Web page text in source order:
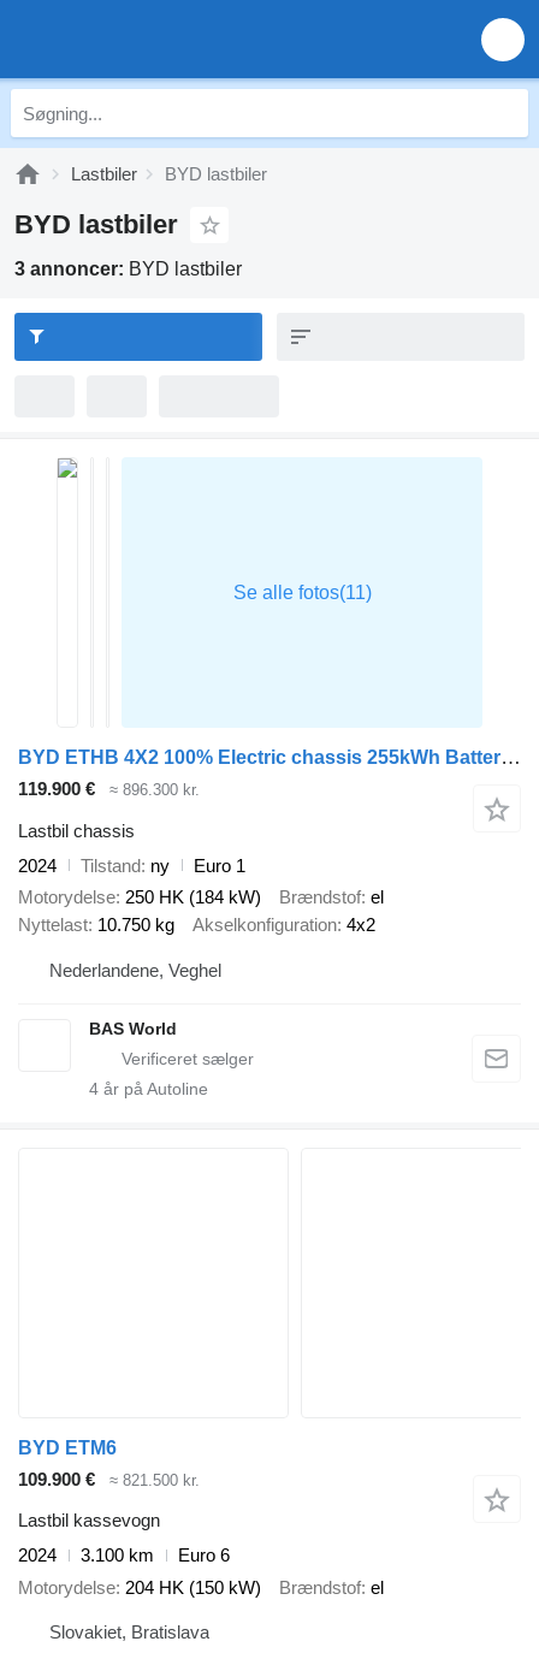
Lastbiler BYD lastbiler
BYD lastbiler
3 annoncer: BYD lastbiler
BYD ETHB 4X2 100% Electric chassis 255kWh Battery 200km WLTP range
119.900 € ≈ 896.300 kr.
Lastbil chassis
2024
Tilstand ny
Euro 1
Motorydelse 250 HK (184 kW) Brændstof el
Nyttelast 10.750 kg Akselkonfiguration 4x2
Nederlandene, Veghel
BAS World
4 år på Autoline
BYD ETM6
109.900 €
≈ 821.500 kr.
Lastbil kassevogn
2024
3.100 km
Euro 6
Motorydelse 204 HK (150 kW) Brændstof el
Slovakiet, Bratislava